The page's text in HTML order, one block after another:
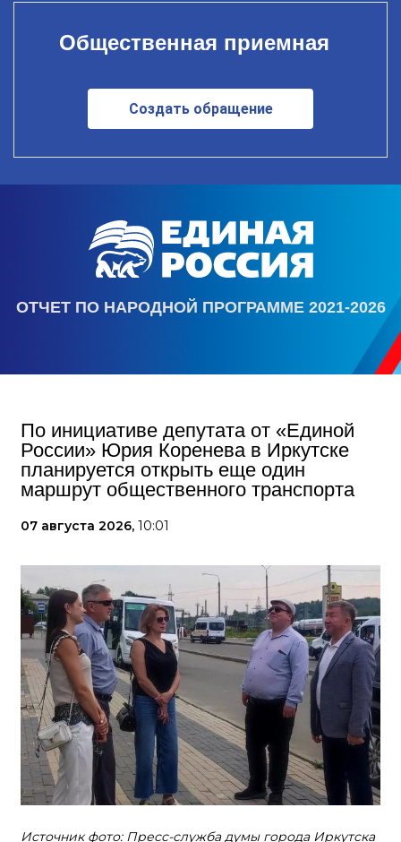
Общественная приемная
Создать обращение
ОТЧЕТ ПО НАРОДНОЙ ПРОГРАММЕ 2021-2026
По инициативе депутата от «Единой
России» Юрия Коренева в Иркутске
планируется открыть еще один
маршрут общественного транспорта
07 августа 2026, 10:01
Источник фото: Пресс-служба думы города Иркутска